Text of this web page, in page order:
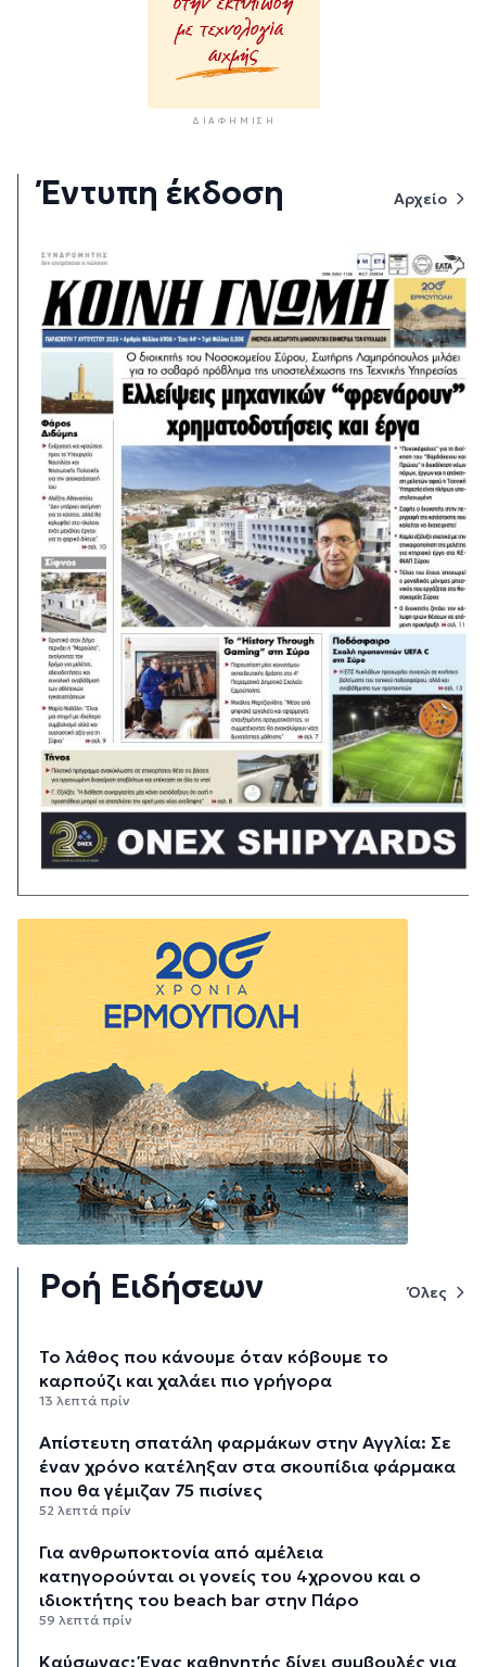
ΔΙΑΦΉΜΙΣΗ
Έντυπη έκδοση Αρχείο
Ροή Ειδήσεων Όλες
Το λάθος που κάνουμε όταν κόβουμε το
καρπούζι και χαλάει πιο γρήγορα
13 λεπτά πρίν
Απίστευτη σπατάλη φαρμάκων στην Αγγλία: Σε
έναν χρόνο κατέληξαν στα σκουπίδια φάρμακα
που θα γέμιζαν 75 πισίνες
52 λεπτά πρίν
Για ανθρωποκτονία από αμέλεια
κατηγορούνται οι γονείς του 4χρονου και ο
ιδιοκτήτης του beach bar στην Πάρο
59 λεπτά πρίν
Kαύσωνας: Ένας καθηγητής δίνει συμβουλές για